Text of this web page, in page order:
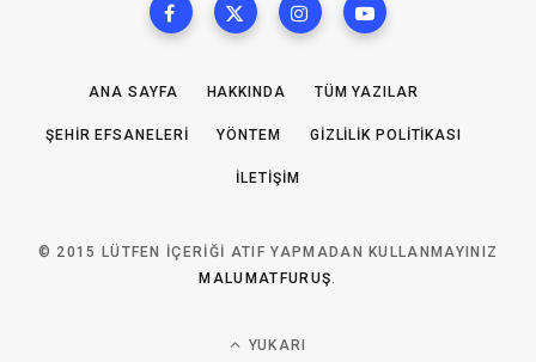
ANA SAYFA HAKKINDA TÜM YAZILAR
ŞEHIR EFSANELERI YÖNTEM GIZLILIK POLITIKASI
İLETIŞIM
© 2015 LÜTFEN IÇERIĞI ATIF YAPMADAN KULLANMAYINIZ
MALUMATFURUŞ.
YUKARI